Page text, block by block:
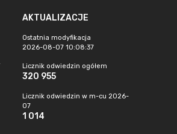
AKTUALIZACJE
Ostatnia modyfikacja
2026-08-07 10:08:37
Licznik odwiedzin ogółem
320 955
Licznik odwiedzin w m-cu 2026-
07
1 014